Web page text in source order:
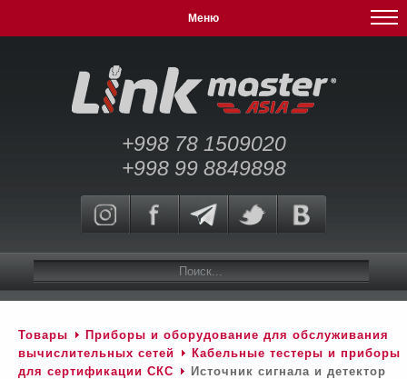
Меню
+998 78 1509020
+998 99 8849898
Товары
Приборы и оборудование для обслуживания
вычислительных сетей
Кабельные тестеры и приборы
для сертификации СКС
Источник сигнала и детектор